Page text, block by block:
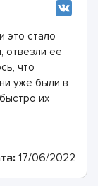
это стало
отвезли ее
что
уже были в
их
17/06/2022